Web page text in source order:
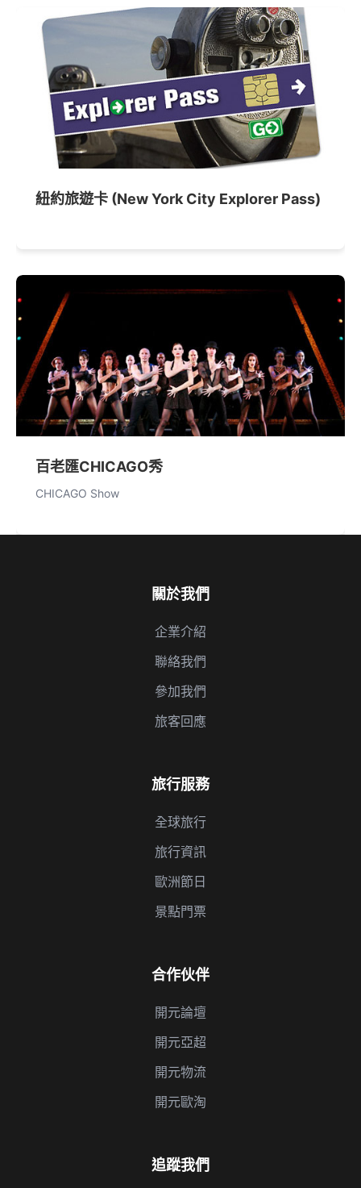
紐約旅遊卡 (New York City Explorer Pass)
百老匯CHICAGO秀
CHICAGO Show
關於我們
企業介紹
聯絡我們
參加我們
旅客回應
旅行服務
全球旅行
旅行資訊
歐洲節日
景點門票
合作伙伴
開元論壇
開元亞超
開元物流
開元歐淘
追蹤我們